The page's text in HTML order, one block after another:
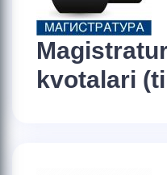
kvotalari